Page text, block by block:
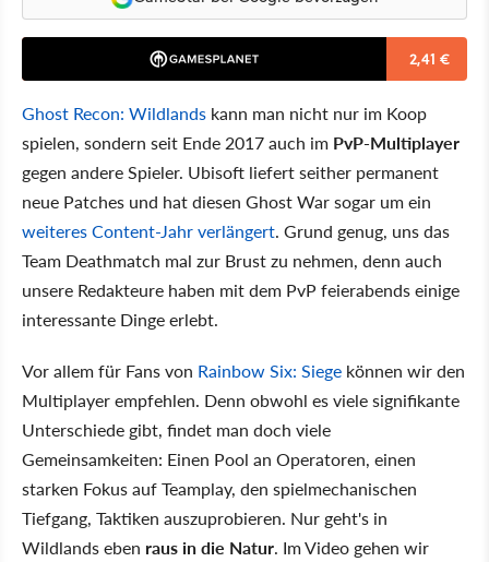
2,41 €
Ghost Recon: Wildlands kann man nicht nur im Koop
spielen, sondern seit Ende 2017 auch im PvP-Multiplayer
gegen andere Spieler. Ubisoft liefert seither permanent
neue Patches und hat diesen Ghost War sogar um ein
weiteres Content-Jahr verlängert. Grund genug, uns das
Team Deathmatch mal zur Brust zu nehmen, denn auch
unsere Redakteure haben mit dem PvP feierabends einige
interessante Dinge erlebt.
Vor allem für Fans von Rainbow Six: Siege können wir den
Multiplayer empfehlen. Denn obwohl es viele signifikante
Unterschiede gibt, findet man doch viele
Gemeinsamkeiten: Einen Pool an Operatoren, einen
starken Fokus auf Teamplay, den spielmechanischen
Tiefgang, Taktiken auszuprobieren. Nur geht's in
Wildlands eben raus in die Natur. Im Video gehen wir